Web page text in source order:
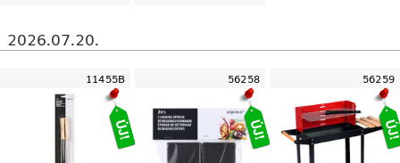
2026.07.20.
11455B 56258 56259